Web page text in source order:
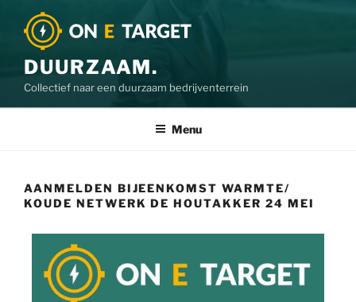
DUURZAAM.
Collectief naar een duurzaam bedrijventerrein
Menu
AANMELDEN BIJEENKOMST WARMTE/
KOUDE NETWERK DE HOUTAKKER 24 MEI